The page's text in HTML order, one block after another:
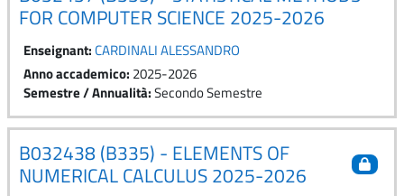
FOR COMPUTER SCIENCE 2025-2026
Enseignant:CARDINALI ALESSANDRO
Anno accademico: 2025-2026
Semestre / Annualità:Secondo Semestre
B032438 (B335) - ELEMENTS OF
NUMERICAL CALCULUS 2025-2026